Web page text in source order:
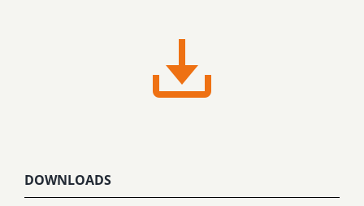
DOWNLOADS